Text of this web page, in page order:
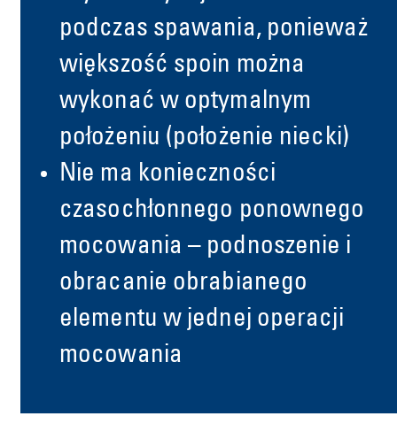
podczas spawania, ponieważ
większość spoin można
wykonać w optymalnym
położeniu (położenie niecki)
Nie ma konieczności
czasochłonnego ponownego
mocowania – podnoszenie i
obracanie obrabianego
elementu w jednej operacji
mocowania